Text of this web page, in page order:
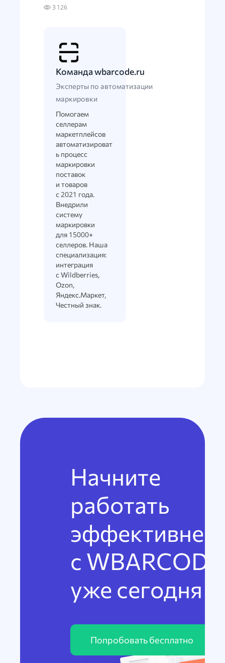
3 126
Команда wbarcode.ru
Эксперты по автоматизации
маркировки
Помогаем
селлерам
маркетплейсов
автоматизироват
ь процесс
маркировки
поставок
и товаров
с 2021 года.
Внедрили
систему
маркировки
для 15000+
селлеров. Наша
специализация:
интеграция
с Wildberries,
Ozon,
Яндекс.Маркет,
Честный знак.
Начните
работать
эффективнее
с WBARCODE
уже сегодня
Попробовать бесплатно